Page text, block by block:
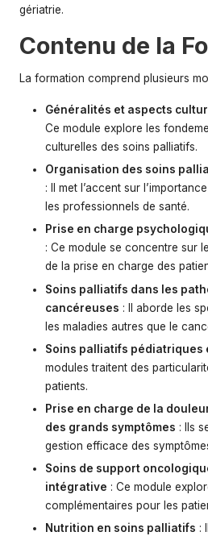
gériatrie.
Contenu de la
La formation comprend plusieurs
Généralités et aspects
Ce module explore les
culturelles des soins palliatifs.
Organisation des soins
: Il met l’accent sur
les professionnels de santé.
Prise en charge
: Ce module se concentre sur
de la prise en charge des
Soins palliatifs dans les
cancéreuses : Il aborde les
les maladies autres que le
Soins palliatifs pédiatriques
modules traitent des
patients.
Prise en charge de la
des grands symptômes : Ils
gestion efficace des
Soins de support
intégrative : Ce module
complémentaires pour les
Nutrition en soins palliatifs :